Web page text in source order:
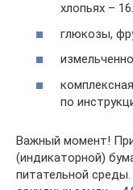
хлопьях –
глюкозы,
по
Важный момент!
(индикаторной)
питательной